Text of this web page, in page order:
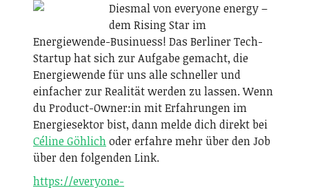
Diesmal von everyone energy –
dem Rising Star im
Energiewende-Businuess! Das Berliner Tech-
Startup hat sich zur Aufgabe gemacht, die
Energiewende für uns alle schneller und
einfacher zur Realität werden zu lassen. Wenn
du Product-Owner:in mit Erfahrungen im
Energiesektor bist, dann melde dich direkt bei
Céline Göhlichoder erfahre mehr über den Job
über den folgenden Link.
https://everyone-